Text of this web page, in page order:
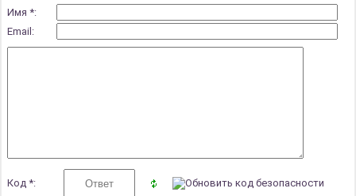
Имя *:
Email:
Код *: